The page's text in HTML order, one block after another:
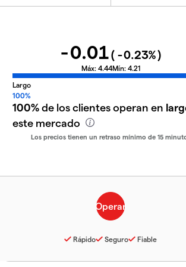
-0.01( -0.23%)
Máx: 4.44Mín: 4.21
Largo
100%
100%de los clientes operan en
este mercado
Los precios tienen un retraso mínimo de 15
Rápido Seguro Fiable